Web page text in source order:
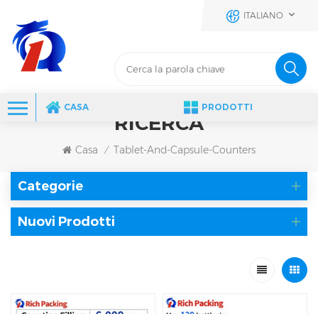
ITALIANO
CASA PRODOTTI
RICERCA
Casa / Tablet-And-Capsule-Counters
Categorie
Nuovi Prodotti